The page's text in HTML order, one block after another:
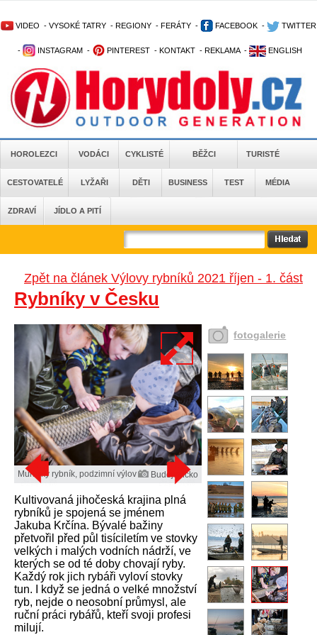
VIDEO - VYSOKÉ TATRY - REGIONY - FERÁTY - FACEBOOK - TWITTER
- INSTAGRAM - PINTEREST - KONTAKT - REKLAMA - ENGLISH
HOROLEZCI VODÁCI CYKLISTÉ BĚŽCI TURISTÉ
CESTOVATELÉ LYŽAŘI DĚTI BUSINESS TEST MÉDIA
ZDRAVÍ JÍDLO A PITÍ
Zpět na článek Výlovy rybníků 2021 říjen - 1. část
Rybníky v Česku
Munický rybník, podzimní výlov Budějovicko
Kultivovaná jihočeská krajina plná
rybníků je spojená se jménem
Jakuba Krčína. Bývalé bažiny
přetvořil před půl tisíciletím ve stovky
velkých i malých vodních nádrží, ve
kterých se od té doby chovají ryby.
Každý rok jich rybáři vyloví stovky
tun. I když se jedná o velké množství
ryb, nejde o neosobní průmysl, ale
ruční práci rybářů, kteří svoji profesi
milují.
fotogalerie